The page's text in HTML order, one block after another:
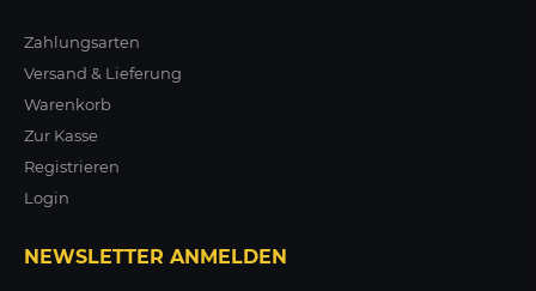
Zahlungsarten
Versand & Lieferung
Warenkorb
Zur Kasse
Registrieren
Login
NEWSLETTER ANMELDEN